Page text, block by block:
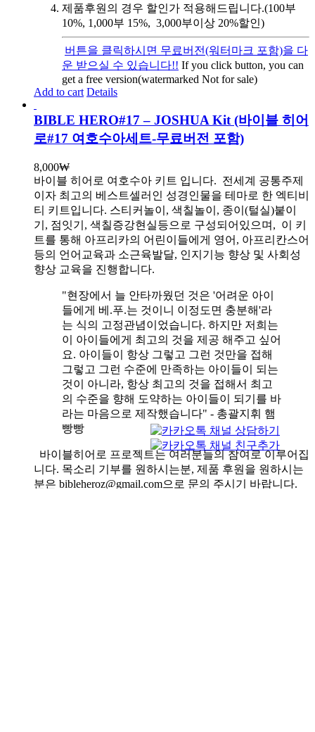
제품후원의 경우 할인가 적용해드립니다.(100부
10%, 1,000부 15%, 3,000부이상 20%할인)
버튼을 클릭하시면 무료버전(워터마크 포함)을 다
운 받으실 수 있습니다!! If you click button, you can
get a free version(watermarked Not for sale)
Add to cart Details
BIBLE HERO#17 – JOSHUA Kit (바이블 히어
로#17 여호수아세트-무료버전 포함)
8,000₩
바이블 히어로 여호수아 키트 입니다. 전세계 공통주제
이자 최고의 베스트셀러인 성경인물을 테마로 한 엑티비
티 키트입니다. 스티커놀이, 색칠놀이, 종이(털실)붙이
기, 점잇기, 색칠증강현실등으로 구성되어있으며, 이 키
트를 통해 아프리카의 어린이들에게 영어, 아프리칸스어
등의 언어교육과 소근육발달, 인지기능 향상 및 사회성
향상 교육을 진행합니다.
"현장에서 늘 안타까웠던 것은 '어려운 아이
들에게 베.푸.는 것이니 이정도면 충분해'라
는 식의 고정관념이었습니다. 하지만 저희는
이 아이들에게 최고의 것을 제공 해주고 싶어
요. 아이들이 항상 그렇고 그런 것만을 접해
그렇고 그런 수준에 만족하는 아이들이 되는
것이 아니라, 항상 최고의 것을 접해서 최고
의 수준을 향해 도약하는 아이들이 되기를 바
라는 마음으로 제작했습니다" - 총괄지휘 햄
빵빵
바이블히어로 프로젝트는 여러분들의 참여로 이루어집
니다. 목소리 기부를 원하시는분, 제품 후원을 원하시는
분은 bibleheroz@gmail.com으로 문의 주시기 바랍니다.